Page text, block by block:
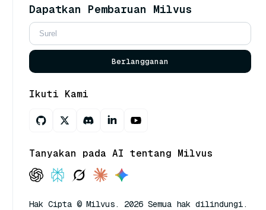
Dapatkan Pembaruan Milvus
Berlangganan
Ikuti Kami
Tanyakan pada AI tentang Milvus
Hak Cipta © Milvus. 2026 Semua hak dilindungi.